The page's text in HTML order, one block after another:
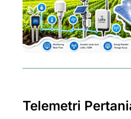
Telemetri